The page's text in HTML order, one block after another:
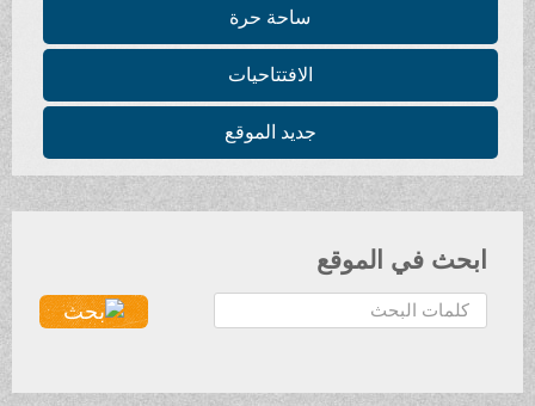
ساحة حرة
الافتتاحيات
جديد الموقع
ابحث في الموقع
ح